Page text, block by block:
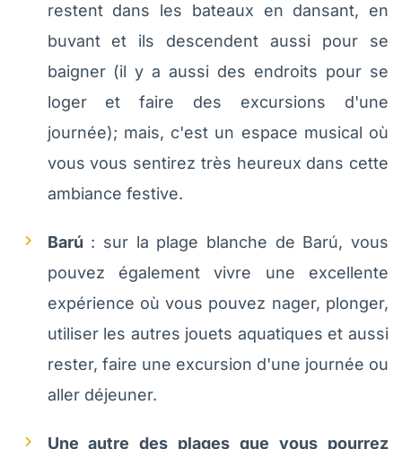
restent dans les bateaux en dansant, en
buvant et ils descendent aussi pour se
baigner (il y a aussi des endroits pour se
loger et faire des excursions d'une
journée); mais, c'est un espace musical où
vous vous sentirez très heureux dans cette
ambiance festive.
Barú : sur la plage blanche de Barú, vous
pouvez également vivre une excellente
expérience où vous pouvez nager, plonger,
utiliser les autres jouets aquatiques et aussi
rester, faire une excursion d'une journée ou
aller déjeuner.
Une autre des plages que vous pourrez